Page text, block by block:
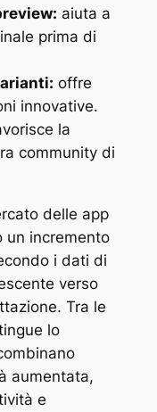
aiuta a
prima di
offre
innovative.
la
community di
delle app
un incremento
i dati di
verso
Tra le
lo
aumentata,
e